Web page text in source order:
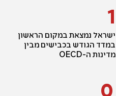
1
ישראל נמצאת במקום הראשון
במדד הגודש בכבישים מבין
מדינות ה-OECD
0